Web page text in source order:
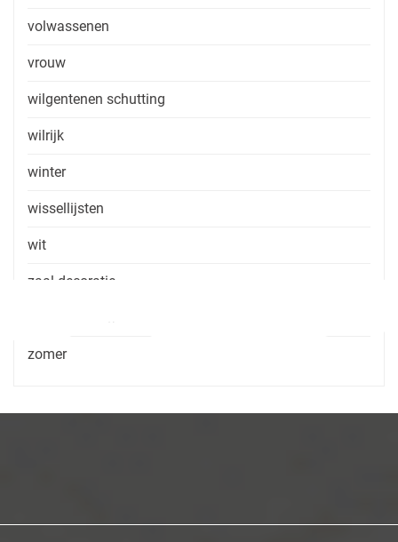
volwassenen
vrouw
wilgentenen schutting
wilrijk
winter
wissellijsten
wit
zaal decoratie
zaal huren zonder consumptie
zomer